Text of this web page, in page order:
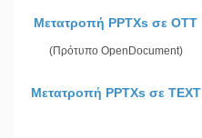
Μετατροπή PPTXs σε OTT
(Πρότυπο OpenDocument)
Μετατροπή PPTXs σε TEXT